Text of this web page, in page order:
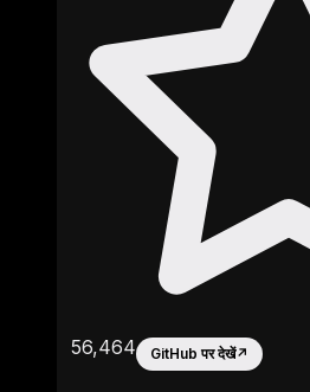
56,464 GitHub पर देखें↗